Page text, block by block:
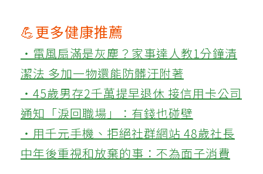
💪更多健康推薦
‧電風扇滿是灰塵？家事達人教1分鐘清
潔法 多加一物還能防髒汙附著
‧45歲男存2千萬提早退休 接信用卡公司
通知「淚回職場」：有錢也碰壁
‧用千元手機、拒絕社群網站 48歲社長
中年後重視和放棄的事：不為面子消費